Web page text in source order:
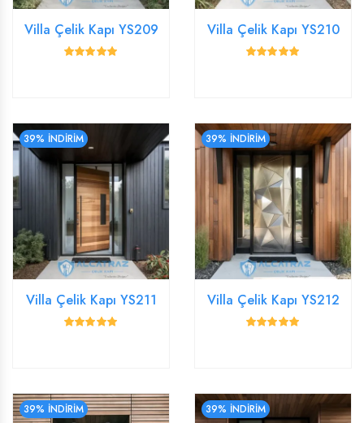
Villa Çelik Kapı YS209 Villa Çelik Kapı YS210
39% İNDİRİM
Villa Çelik Kapı YS211
39% İNDİRİM
Villa Çelik Kapı YS212
39% İNDİRİM 39% İNDİRİM